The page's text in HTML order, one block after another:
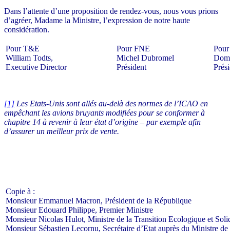
Dans l’attente d’une proposition de rendez-vous, nous vous prions
d’agréer, Madame la Ministre, l’expression de notre haute
considération.
Pour T&E
William Todts,
Executive Director
Pour FNE
Michel Dubromel
Président
[1] Les Etats-Unis sont allés au-delà des normes de l’ICAO en
empêchant les avions bruyants modifiées pour se conformer à
chapitre 14 à revenir à leur état d’origine – par exemple afin
d’assurer un meilleur prix de vente.
Copie à :
Monsieur Emmanuel Macron, Président de la République
Monsieur Edouard Philippe, Premier Ministre
Monsieur Nicolas Hulot, Ministre de la Transition Ecologique et
Monsieur Sébastien Lecornu, Secrétaire d’Etat auprès du Ministre